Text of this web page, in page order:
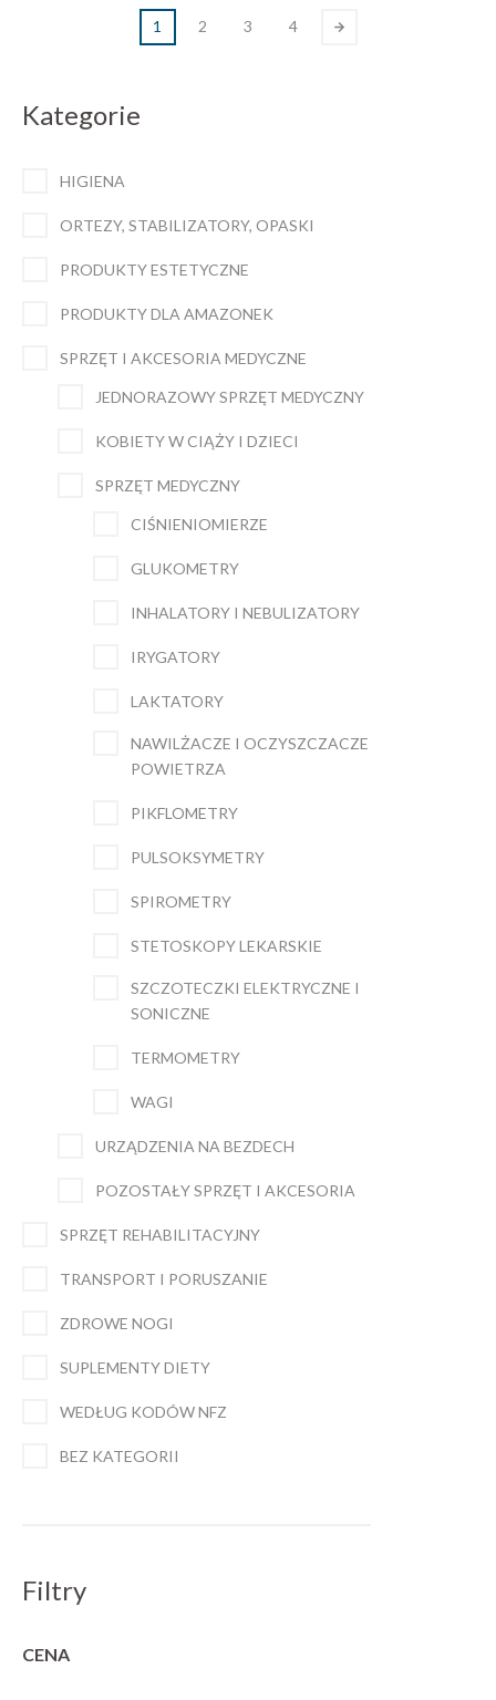
Kategorie
HIGIENA
ORTEZY, STABILIZATORY, OPASKI
PRODUKTY ESTETYCZNE
PRODUKTY DLA AMAZONEK
SPRZĘT I AKCESORIA MEDYCZNE
JEDNORAZOWY SPRZĘT MEDYCZNY
KOBIETY W CIĄŻY I DZIECI
SPRZĘT MEDYCZNY
CIŚNIENIOMIERZE
GLUKOMETRY
INHALATORY I NEBULIZATORY
IRYGATORY
LAKTATORY
NAWILŻACZE I OCZYSZCZACZE
POWIETRZA
PIKFLOMETRY
PULSOKSYMETRY
SPIROMETRY
STETOSKOPY LEKARSKIE
SZCZOTECZKI ELEKTRYCZNE I
SONICZNE
TERMOMETRY
WAGI
URZĄDZENIA NA BEZDECH
POZOSTAŁY SPRZĘT I AKCESORIA
SPRZĘT REHABILITACYJNY
TRANSPORT I PORUSZANIE
ZDROWE NOGI
SUPLEMENTY DIETY
WEDŁUG KODÓW NFZ
BEZ KATEGORII
Filtry
CENA
1 2 3 4